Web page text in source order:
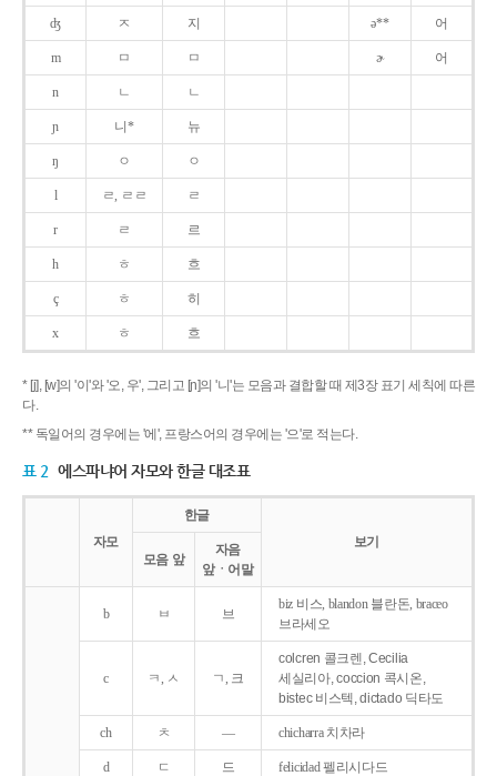
ʤ ㅈ 지 ə** 어
m ㅁ ㅁ ɚ 어
n ㄴ ㄴ
ɲ 니* 뉴
ŋ ㅇ ㅇ
l ㄹ, ㄹㄹ ㄹ
r ㄹ 르
h ㅎ 흐
ç ㅎ 히
x ㅎ 흐
* [j], [w]의 '이'와 '오, 우', 그리고 [ɲ]의 '니'는 모음과 결합할 때 제3장 표기 세칙에 따른
다.
** 독일어의 경우에는 '에', 프랑스어의 경우에는 '으'로 적는다.
표 2 에스파냐어 자모와 한글 대조표
자모
한글
보기
모음 앞
자음
앞ㆍ어말
b ㅂ 브
biz 비스, blandon 블란돈, braceo
브라세오
c ㅋ, ㅅ ㄱ, 크
colcren 콜크렌, Cecilia
세실리아, coccion 콕시온,
bistec 비스텍, dictado 딕타도
ch ㅊ ― chicharra 치차라
d ㄷ 드 felicidad 펠리시다드